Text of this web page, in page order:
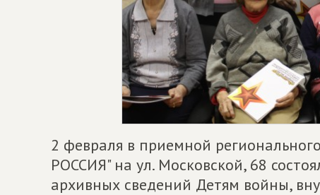
2 февраля в приемной
РОССИЯ" на ул. Московской, 68
архивных сведений Детям войны,